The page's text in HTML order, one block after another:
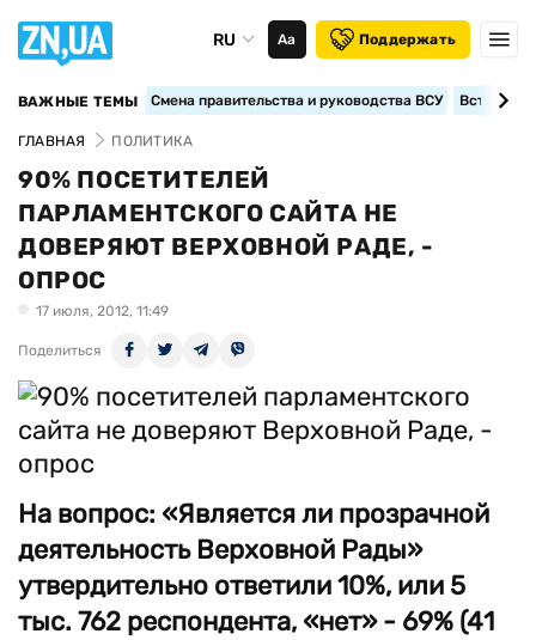
RU Аа Поддержать
ВАЖНЫЕ ТЕМЫ Смена правительства и руководства ВСУ
ГЛАВНАЯ ПОЛИТИКА
90% ПОСЕТИТЕЛЕЙ
ПАРЛАМЕНТСКОГО САЙТА НЕ
ДОВЕРЯЮТ ВЕРХОВНОЙ РАДЕ, -
ОПРОС
17 июля, 2012, 11:49
Поделиться
На вопрос: «Является ли прозрачной
деятельность Верховной Рады»
утвердительно ответили 10%, или 5
тыс. 762 респондента, «нет» - 69% (41